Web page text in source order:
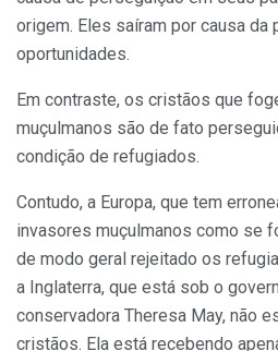
origem. Eles saíram por causa da
oportunidades.
Em contraste, os cristãos que
muçulmanos são de fato
condição de refugiados.
Contudo, a Europa, que tem
invasores muçulmanos como se
de modo geral rejeitado os
a Inglaterra, que está sob o
conservadora Theresa May, não
cristãos. Ela está recebendo